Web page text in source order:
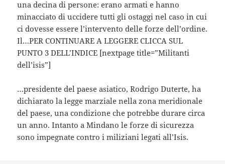
una decina di persone: erano armati e hanno
minacciato di uccidere tutti gli ostaggi nel caso in cui
ci dovesse essere l’intervento delle forze dell’ordine.
Il…PER CONTINUARE A LEGGERE CLICCA SUL
PUNTO 3 DELL’INDICE [nextpage title=”Militanti
dell’isis”]
…presidente del paese asiatico, Rodrigo Duterte, ha
dichiarato la legge marziale nella zona meridionale
del paese, una condizione che potrebbe durare circa
un anno. Intanto a Mindano le forze di sicurezza
sono impegnate contro i miliziani legati all’Isis.